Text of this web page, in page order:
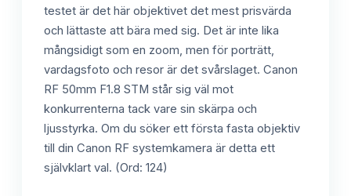
testet är det här objektivet det mest prisvärda
och lättaste att bära med sig. Det är inte lika
mångsidigt som en zoom, men för porträtt,
vardagsfoto och resor är det svårslaget. Canon
RF 50mm F1.8 STM står sig väl mot
konkurrenterna tack vare sin skärpa och
ljusstyrka. Om du söker ett första fasta objektiv
till din Canon RF systemkamera är detta ett
självklart val. (Ord: 124)